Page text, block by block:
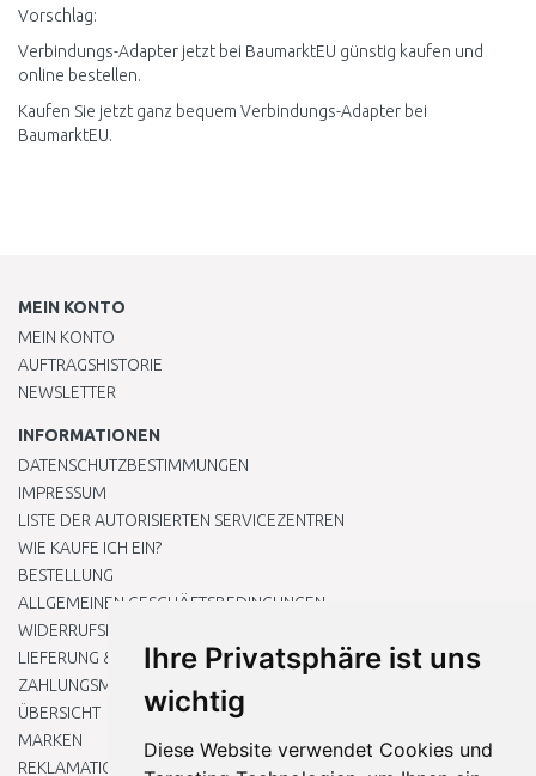
Ihre Privatsphäre ist uns
wichtig
Diese Website verwendet Cookies und
Vorschlag:
Verbindungs-Adapter jetzt bei BaumarktEU günstig kaufen und
online bestellen.
Kaufen Sie jetzt ganz bequem Verbindungs-Adapter bei
BaumarktEU.
MEIN KONTO
MEIN KONTO
AUFTRAGSHISTORIE
NEWSLETTER
INFORMATIONEN
DATENSCHUTZBESTIMMUNGEN
IMPRESSUM
LISTE DER AUTORISIERTEN SERVICEZENTREN
WIE KAUFE ICH EIN?
BESTELLUNG
ALLGEMEINEN GESCHÄFTSBEDINGUNGEN
WIDERRUFSRECHT
LIEFERUNG & ZAHLUNG
ZAHLUNGSMETHODEN
ÜBERSICHT
MARKEN
REKLAMATIONEN UND RETOUREN